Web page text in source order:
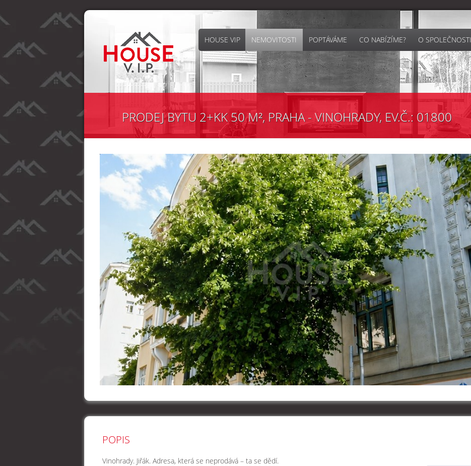
HOUSE VIP NEMOVITOSTI POPTÁVÁME CO NABÍZÍME? O SPOLEČNOSTI
PRODEJ BYTU 2+KK 50 M², PRAHA - VINOHRADY, EV.Č.: 01800
POPIS
Vinohrady. Jiřák. Adresa, která se neprodává – ta se dědí.